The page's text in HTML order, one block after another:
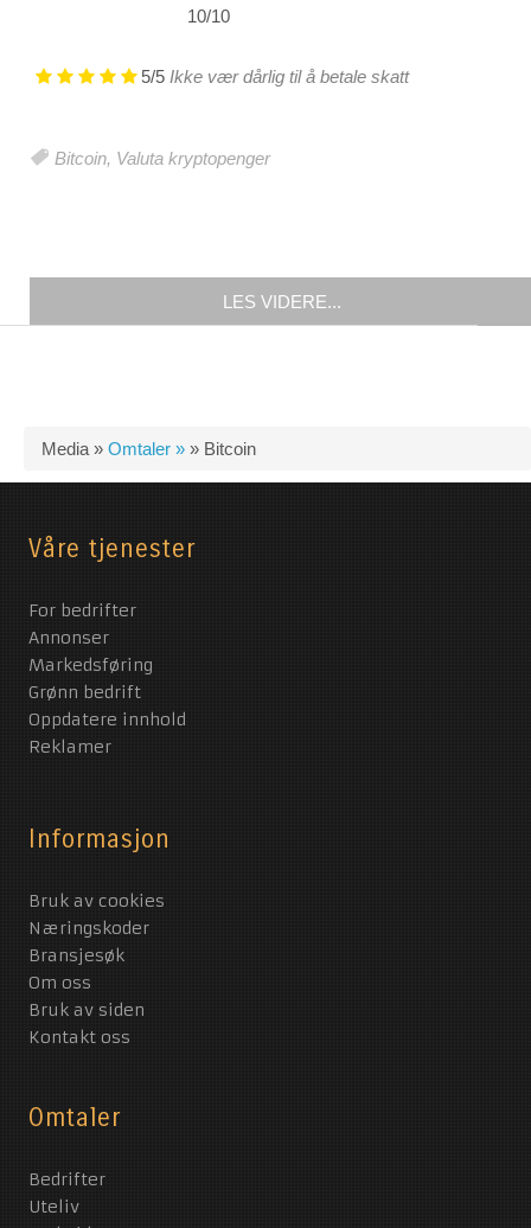
10/10
5/5 Ikke vær dårlig til å betale skatt
Bitcoin Valuta kryptopenger
LES VIDERE...
Media » Omtaler » » Bitcoin
Våre tjenester
For bedrifter
Annonser
Markedsføring
Grønn bedrift
Oppdatere innhold
Reklamer
Informasjon
Bruk av cookies
Næringskoder
Bransjesøk
Om oss
Bruk av siden
Kontakt oss
Omtaler
Bedrifter
Uteliv